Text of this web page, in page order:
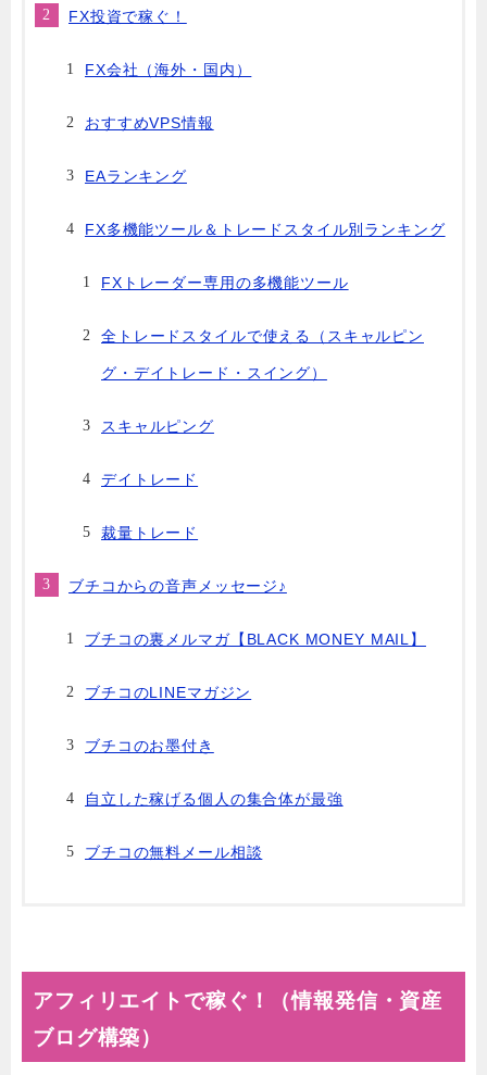
FX投資で稼ぐ！
FX会社（海外・国内）
おすすめVPS情報
EAランキング
FX多機能ツール＆トレードスタイル別ランキング
FXトレーダー専用の多機能ツール
全トレードスタイルで使える（スキャルピン
グ・デイトレード・スイング）
スキャルピング
デイトレード
裁量トレード
ブチコからの音声メッセージ♪
ブチコの裏メルマガ【BLACK MONEY MAIL】
ブチコのLINEマガジン
ブチコのお墨付き
自立した稼げる個人の集合体が最強
ブチコの無料メール相談
アフィリエイトで稼ぐ！（情報発信・資産
ブログ構築）